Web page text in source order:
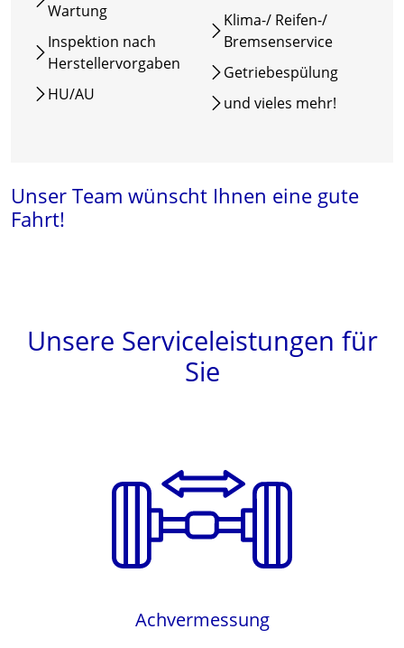
Wartung
Inspektion nach
Herstellervorgaben
HU/AU
Klima-/ Reifen-/
Bremsenservice
Getriebespülung
und vieles mehr!
Unser Team wünscht Ihnen eine gute
Fahrt!
Unsere Serviceleistungen für
Sie
Achvermessung
Achvermessung